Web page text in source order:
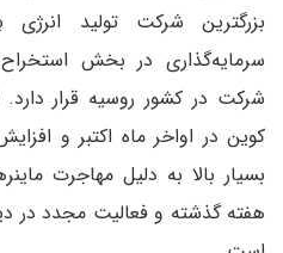
بزرگترین شرکت تولید
سرمایه‌گذاری در بخش
شرکت در کشور روسیه قرار
کوین در اواخر ماه اکتبر و
بسیار بالا به دلیل مهاجرت
هفته گذشته و فعالیت مجدد در